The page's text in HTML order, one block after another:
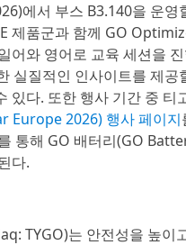
에서 부스 B3.140을 운영
제품군과 함께 GO
어와 영어로 교육 세션을
실질적인 인사이트를 제공
있다. 또한 행사 기간 중
Europe 2026) 행사 페이지
통해 GO 배터리(GO
다.
TYGO)는 안전성을 높이